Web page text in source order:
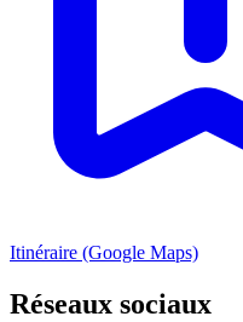
Itinéraire (Google Maps)
Réseaux sociaux